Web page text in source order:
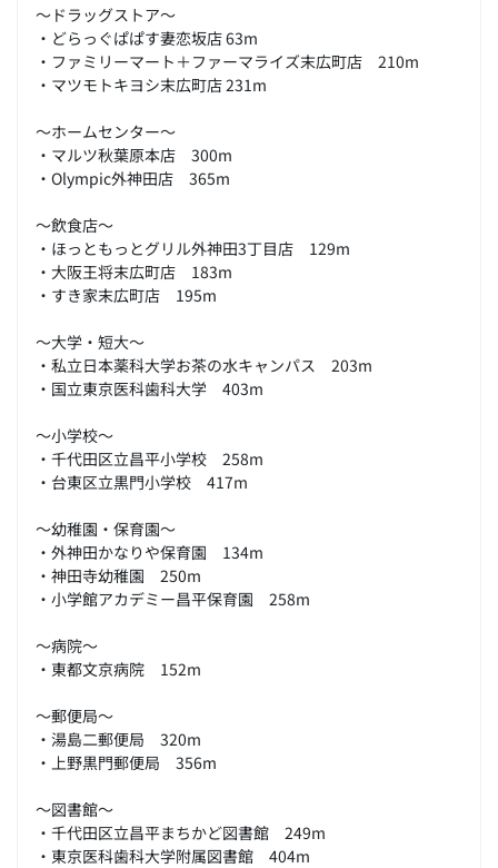
～ドラッグストア～
・どらっぐぱぱす妻恋坂店 63m
・ファミリーマート＋ファーマライズ末広町店 210m
・マツモトキヨシ末広町店 231m
～ホームセンター～
・マルツ秋葉原本店 300m
・Olympic外神田店 365m
～飲食店～
・ほっともっとグリル外神田3丁目店 129m
・大阪王将末広町店 183m
・すき家末広町店 195m
～大学・短大～
・私立日本薬科大学お茶の水キャンパス 203m
・国立東京医科歯科大学 403m
～小学校～
・千代田区立昌平小学校 258m
・台東区立黒門小学校 417m
～幼稚園・保育園～
・外神田かなりや保育園 134m
・神田寺幼稚園 250m
・小学館アカデミー昌平保育園 258m
～病院～
・東都文京病院 152m
～郵便局～
・湯島二郵便局 320m
・上野黒門郵便局 356m
～図書館～
・千代田区立昌平まちかど図書館 249m
・東京医科歯科大学附属図書館 404m